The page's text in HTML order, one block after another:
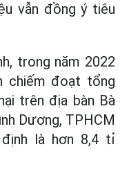
vẫn đồng ý tiêu
trong năm 2022
chiếm đoạt tổng
trên địa bàn Bà
Dương, TPHCM
là hơn 8,4 tỉ